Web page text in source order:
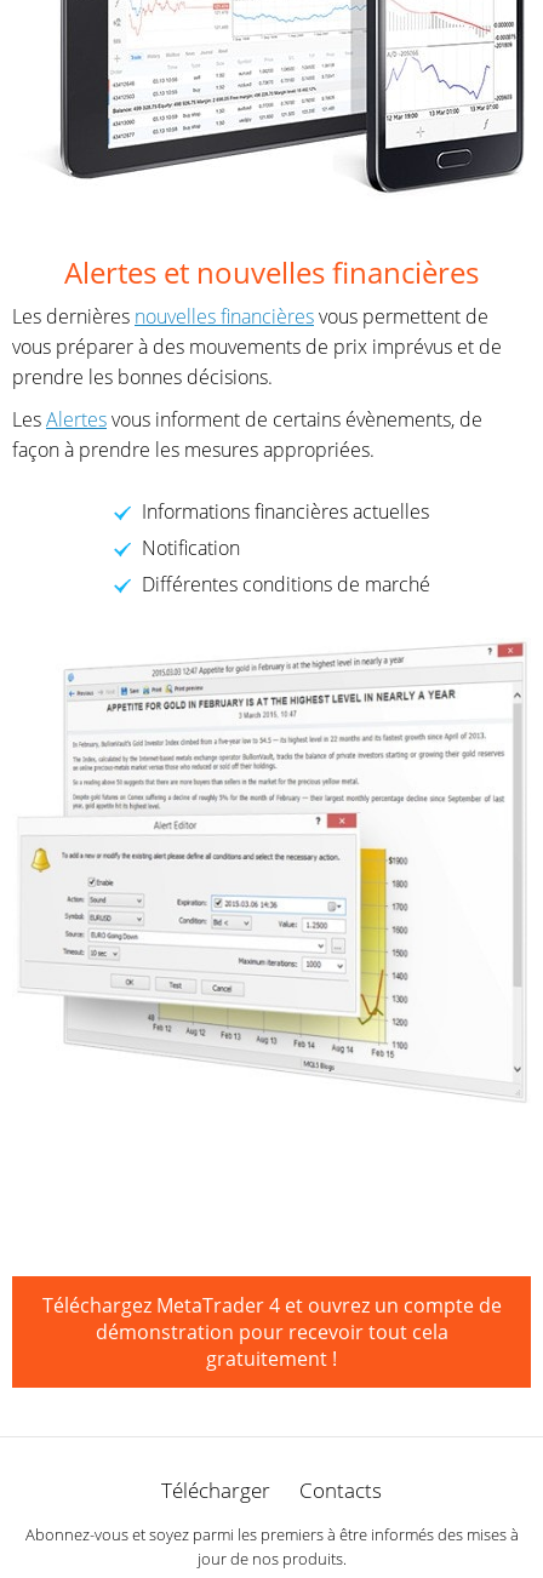
Alertes et nouvelles financières
Les dernières nouvelles financièresvous permettent de
vous préparer à des mouvements de prix imprévus et de
prendre les bonnes décisions.
LesAlertesvous informent de certains évènements, de
façon à prendre les mesures appropriées.
Informations financières actuelles
Notification
Différentes conditions de marché
Téléchargez MetaTrader 4 et ouvrez un compte de
démonstration pour recevoir tout cela
gratuitement !
Télécharger Contacts
Abonnez-vous et soyez parmi les premiers à être informés des mises à
jour de nos produits.